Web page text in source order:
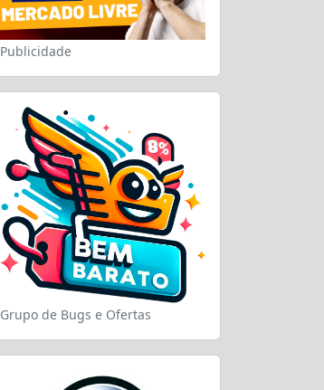
Publicidade
Grupo de Bugs e Ofertas